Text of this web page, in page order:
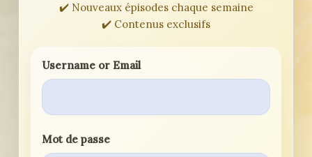
✔️ Nouveaux épisodes chaque semaine
✔️ Contenus exclusifs
Username or Email
Mot de passe